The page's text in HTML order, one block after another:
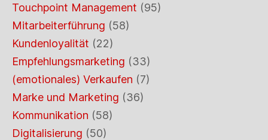
Touchpoint Management (95)
Mitarbeiterführung (58)
Kundenloyalität (22)
Empfehlungsmarketing (33)
(emotionales) Verkaufen (7)
Marke und Marketing (36)
Kommunikation (58)
Digitalisierung (50)